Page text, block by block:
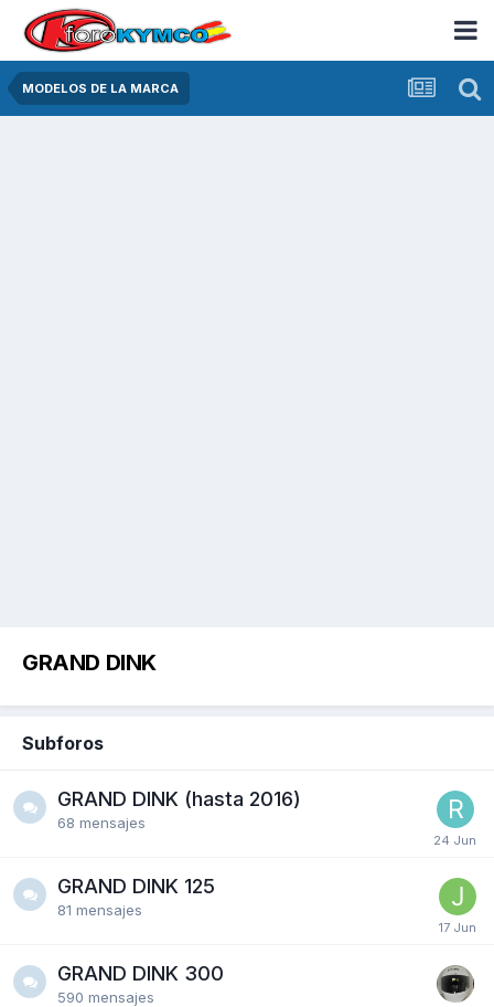
MODELOS DE LA MARCA
GRAND DINK
Subforos
GRAND DINK (hasta 2016)
68 mensajes
GRAND DINK 125
81 mensajes
GRAND DINK 300
590 mensajes